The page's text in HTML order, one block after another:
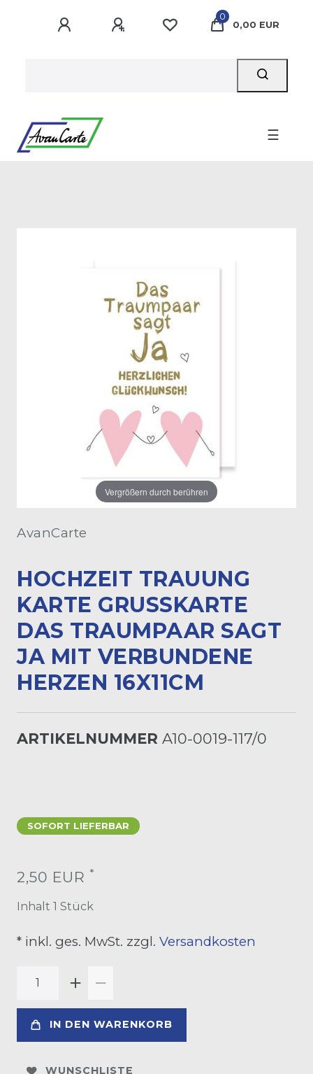
0
0,00 EUR
☰
Vergrößern durch berühren
AvanCarte
HOCHZEIT TRAUUNG
KARTE GRUSSKARTE D
AS TRAUMPAAR SAGT J
A MIT VERBUNDENE H
ERZEN 16X11CM
ARTIKELNUMMER A10-0019-117/0
SOFORT LIEFERBAR
2,50 EUR *
Inhalt 1 Stück
* inkl. ges. MwSt. zzgl. Versandkosten
IN DEN WARENKORB
WUNSCHLISTE